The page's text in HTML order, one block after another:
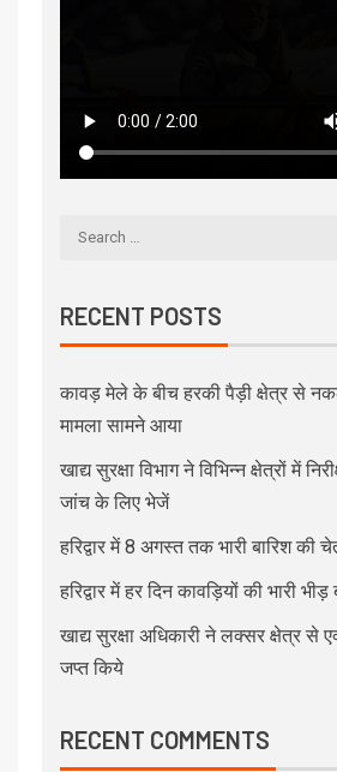
RECENT POSTS
कावड़ मेले के बीच हरकी पैड़ी क्षेत्र से
मामला सामने आया
खाद्य सुरक्षा विभाग ने विभिन्न क्षेत्रों में
जांच के लिए भेजें
हरिद्वार में 8 अगस्त तक भारी बारिश की
हरिद्वार में हर दिन कावड़ियों की भारी
खाद्य सुरक्षा अधिकारी ने लक्सर क्षेत्र से
जप्त किये
RECENT COMMENTS